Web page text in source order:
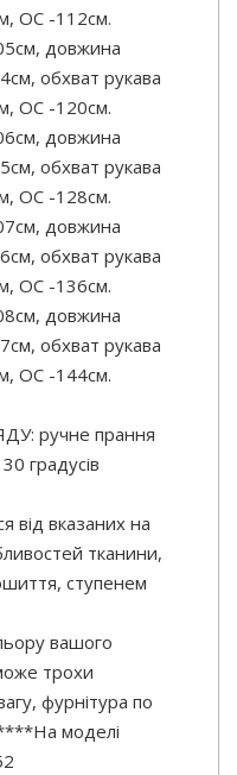
OC -112см.
довжина
обхват рукава
OC -120см.
довжина
обхват рукава
OC -128см.
довжина
обхват рукава
OC -136см.
довжина
обхват рукава
OC -144см.
ручне прання
градусів
від вказаних на
тканини,
ступенем
вашого
трохи
фурнітура по
моделі